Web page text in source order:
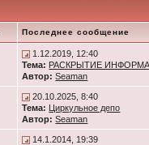
Последнее сообщение
1.12.2019, 12:40
Тема: РАСКРЫТИЕ
Автор: Seaman
20.10.2025, 8:40
Тема: Циркульное депо
Автор: Seaman
14.1.2014, 19:39